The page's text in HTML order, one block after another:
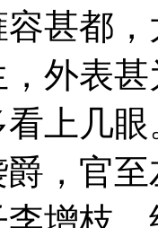
甚都
外表
上几
，官